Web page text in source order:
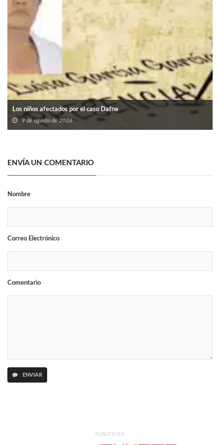
Los niños afectados por el caso Dafne
9 de agosto de 2026
ENVÍA UN COMENTARIO
Nombre
Correo Electrónico
Comentario
ENVIAR
PUBLICIDAD